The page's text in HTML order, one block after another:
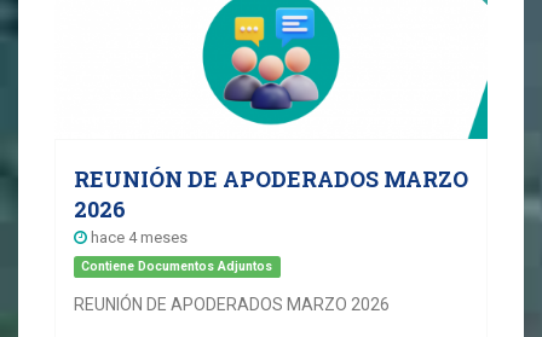
REUNIÓN DE APODERADOS MARZO
2026
hace 4 meses
Contiene Documentos Adjuntos
REUNIÓN DE APODERADOS MARZO 2026